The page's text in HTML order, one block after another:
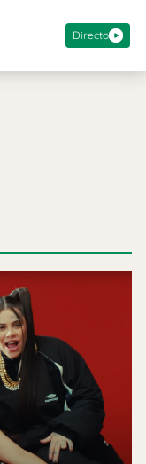
Directo